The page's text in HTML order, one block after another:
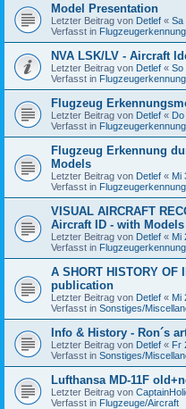
Model Presentation
Letzter Beitrag von Detlef « Sa
Verfasst in
NVA LSK/LV - Aircraft
Letzter Beitrag von Detlef « So
Verfasst in
Flugzeug
Letzter Beitrag von Detlef «
Verfasst in
Flugzeug Erkennung
Models
Letzter Beitrag von Detlef « Mi
Verfasst in
VISUAL AIRCRAFT
Aircraft ID - with Models
Letzter Beitrag von Detlef « Mi
Verfasst in
A SHORT HISTORY
publication
Letzter Beitrag von Detlef « Mi
Verfasst in Sonstiges/
Info & History - Ron´s
Letzter Beitrag von Detlef « Fr
Verfasst in Sonstiges/
Lufthansa MD-11F
Letzter Beitrag von
Verfasst in Flugzeuge/Aircraft